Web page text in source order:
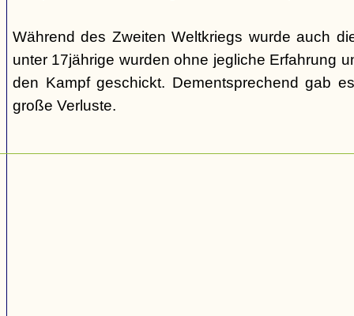
Während des Zweiten Weltkriegs wurde auch
unter 17jährige wurden ohne jegliche Erfahrung
den Kampf geschickt. Dementsprechend gab
große Verluste.